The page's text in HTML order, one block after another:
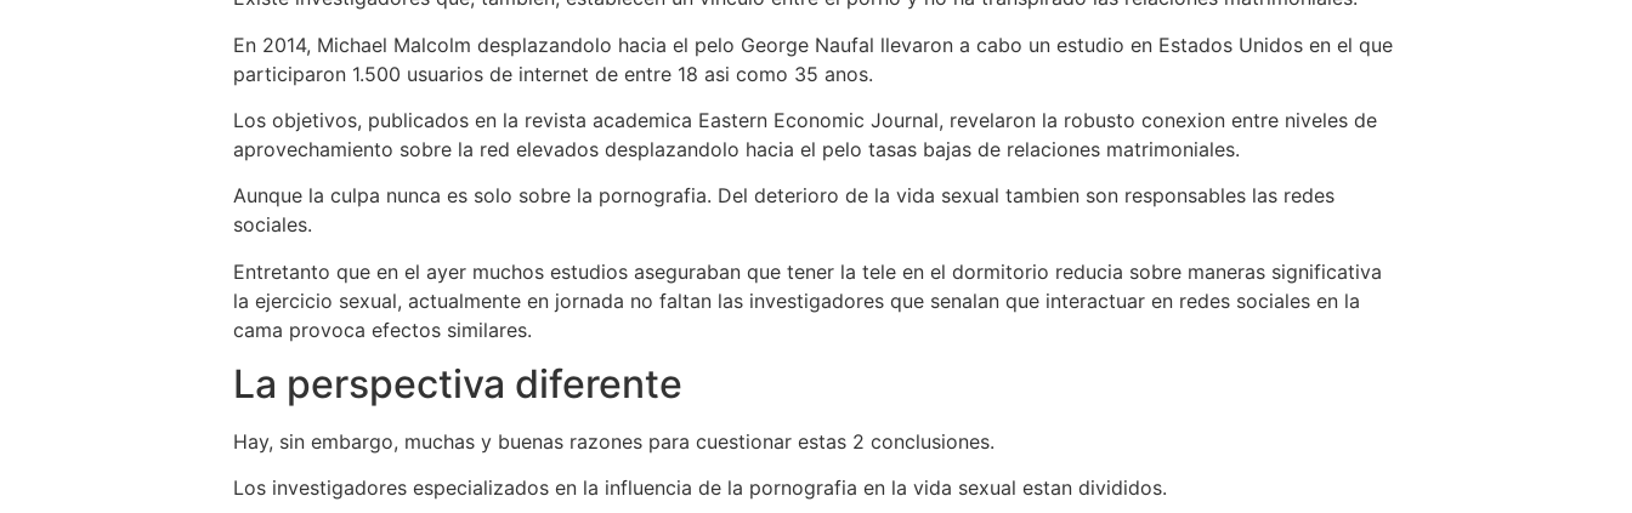
En 2014, Michael Malcolm desplazandolo hacia el pelo George Naufal llevaron a cabo un estudio en Estados Unidos en el que
participaron 1.500 usuarios de internet de entre 18 asi como 35 anos.
Los objetivos, publicados en la revista academica Eastern Economic Journal, revelaron la robusto conexion entre niveles de
aprovechamiento sobre la red elevados desplazandolo hacia el pelo tasas bajas de relaciones matrimoniales.
Aunque la culpa nunca es solo sobre la pornografia. Del deterioro de la vida sexual tambien son responsables las redes
sociales.
Entretanto que en el ayer muchos estudios aseguraban que tener la tele en el dormitorio reducia sobre maneras significativa
la ejercicio sexual, actualmente en jornada no faltan las investigadores que senalan que interactuar en redes sociales en la
cama provoca efectos similares.
La perspectiva diferente
Hay, sin embargo, muchas y buenas razones para cuestionar estas 2 conclusiones.
Los investigadores especializados en la influencia de la pornografia en la vida sexual estan divididos.